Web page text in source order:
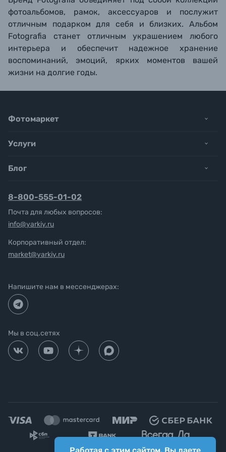
фотоальбомов, рамок, аксессуаров и послужит
отличным подарком для себя и близких. Альбом
Fotografia станет отличным украшением любого
интерьера и обеспечит надежное хранение
воспоминаний, эмоций, ярких моментов вашей
жизни на долгие годы.
Фотомаркет
Услуги
Блог
8-800-555-01-02
Почта для любых вопросов:
info@yarkiy.ru
Корпоративный отдел:
market@yarkiy.ru
Напишите нам в мессенджерах:
Мы в соц.сетях